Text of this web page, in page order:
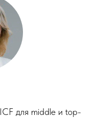
для middle и top-